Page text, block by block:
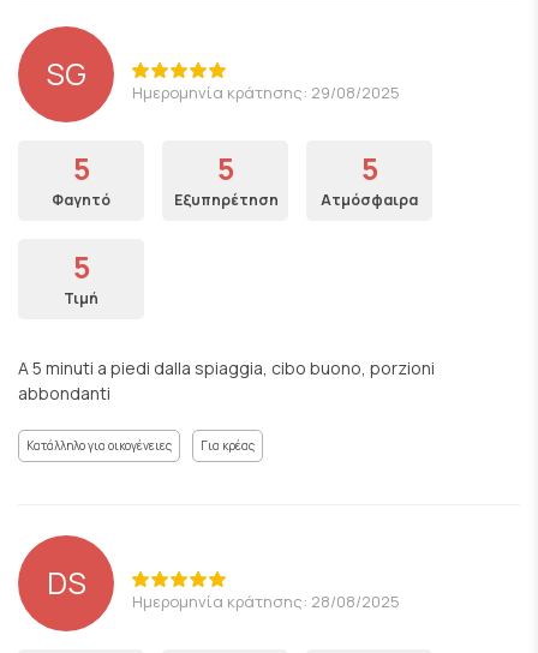
SG Ημερομηνία κράτησης: 29/08/2025
5
Φαγητό
5
Εξυπηρέτηση
5
Ατμόσφαιρα
5
Τιμή
A 5 minuti a piedi dalla spiaggia, cibo buono, porzioni
abbondanti
Κατάλληλο για οικογένειες Για κρέας
DS Ημερομηνία κράτησης: 28/08/2025